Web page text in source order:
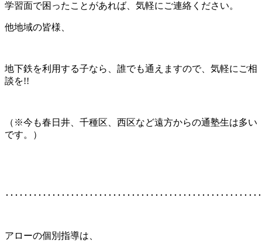
学習面で困ったことがあれば、気軽にご連絡ください。
他地域の皆様、
地下鉄を利用する子なら、誰でも通えますので、気軽にご相
談を!!
（※今も春日井、千種区、西区など遠方からの通塾生は多い
です。）
･･････････････････････････････････････････････････････
アローの個別指導は、